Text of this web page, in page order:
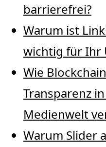
barrierefrei?
Warum ist
wichtig für Ihr
Wie
Transparenz
Medienwelt
Warum Slider